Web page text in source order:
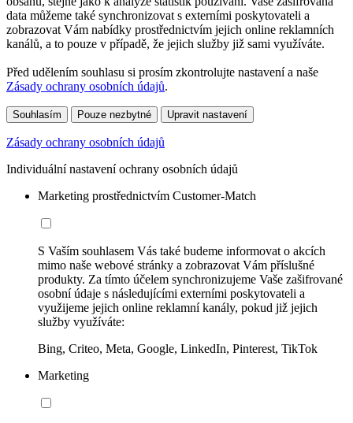
data můžeme také synchronizovat s externími poskytovateli a
zobrazovat Vám nabídky prostřednictvím jejich online reklamních
kanálů, a to pouze v případě, že jejich služby již sami využíváte.
Před udělením souhlasu si prosím zkontrolujte nastavení a naše
Zásady ochrany osobních údajů.
Souhlasím Pouze nezbytné Upravit nastavení
Zásady ochrany osobních údajů
Individuální nastavení ochrany osobních údajů
Marketing prostřednictvím Customer-Match
S Vaším souhlasem Vás také budeme informovat o akcích
mimo naše webové stránky a zobrazovat Vám příslušné
produkty. Za tímto účelem synchronizujeme Vaše zašifrované
osobní údaje s následujícími externími poskytovateli a
využijeme jejich online reklamní kanály, pokud již jejich
služby využíváte:
Bing, Criteo, Meta, Google, LinkedIn, Pinterest, TikTok
Marketing